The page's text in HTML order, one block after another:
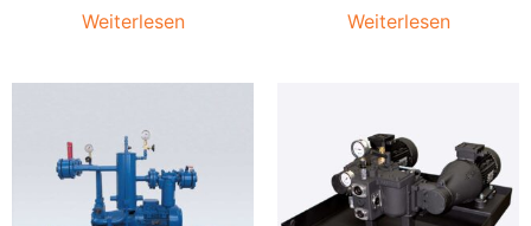
Weiterlesen Weiterlesen